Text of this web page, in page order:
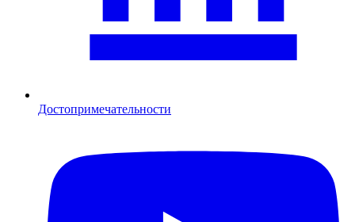
Достопримечательности